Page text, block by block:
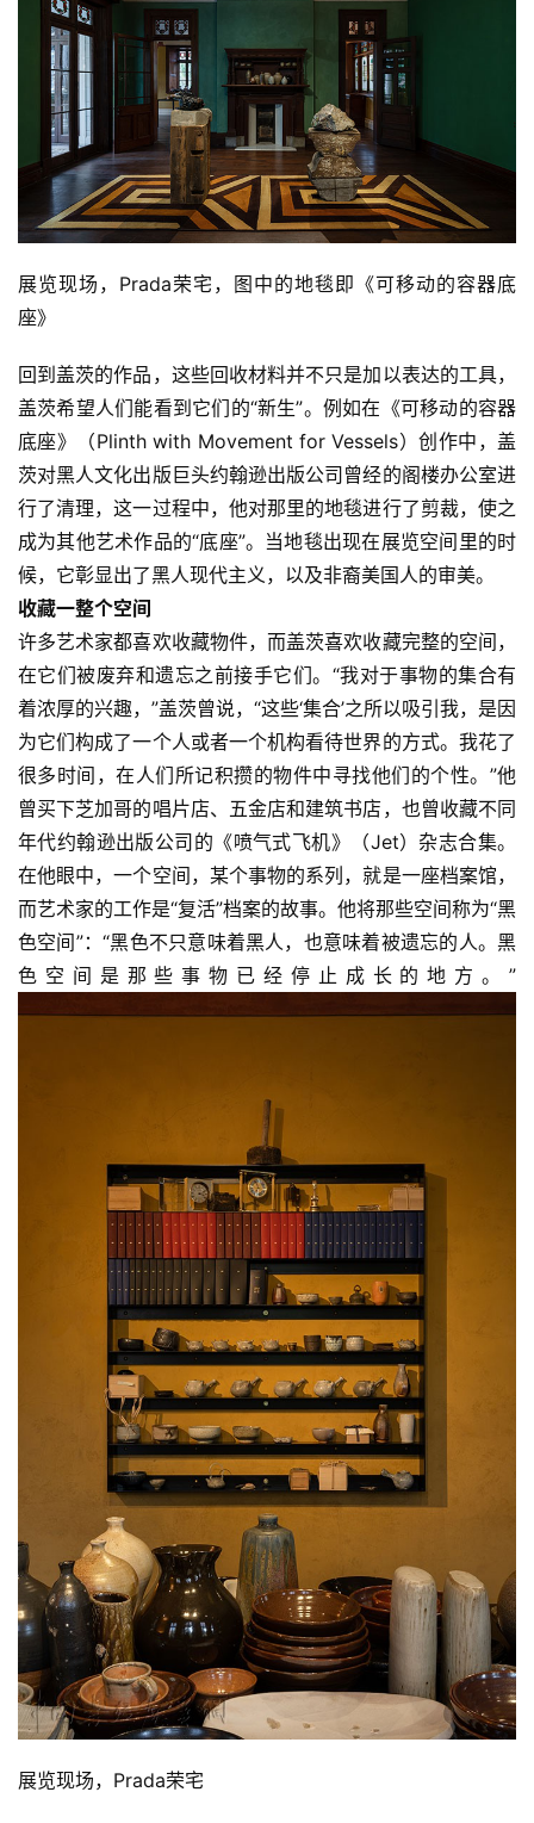
展览现场，Prada荣宅，图中的地毯即《可移动的容器底
座》
回到盖茨的作品，这些回收材料并不只是加以表达的工具，
盖茨希望人们能看到它们的“新生”。例如在《可移动的容器
底座》（Plinth with Movement for Vessels）创作中，盖
茨对黑人文化出版巨头约翰逊出版公司曾经的阁楼办公室进
行了清理，这一过程中，他对那里的地毯进行了剪裁，使之
成为其他艺术作品的“底座”。当地毯出现在展览空间里的时
候，它彰显出了黑人现代主义，以及非裔美国人的审美。
收藏一整个空间
许多艺术家都喜欢收藏物件，而盖茨喜欢收藏完整的空间，
在它们被废弃和遗忘之前接手它们。“我对于事物的集合有
着浓厚的兴趣，”盖茨曾说，“这些‘集合’之所以吸引我，是因
为它们构成了一个人或者一个机构看待世界的方式。我花了
很多时间，在人们所记积攒的物件中寻找他们的个性。”他
曾买下芝加哥的唱片店、五金店和建筑书店，也曾收藏不同
年代约翰逊出版公司的《喷气式飞机》（Jet）杂志合集。
在他眼中，一个空间，某个事物的系列，就是一座档案馆，
而艺术家的工作是“复活”档案的故事。他将那些空间称为“黑
色空间”：“黑色不只意味着黑人，也意味着被遗忘的人。黑
色空间是那些事物已经停止成长的地方。”
展览现场，Prada荣宅